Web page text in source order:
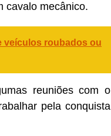
cavalo mecânico.
veículos roubados ou
reuniões com o
pela conquista